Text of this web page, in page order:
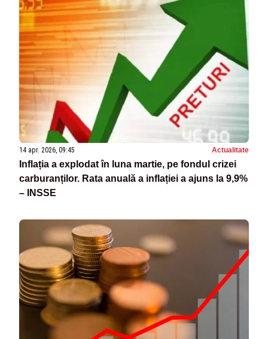
14 apr. 2026, 09:45 Actualitate
Inflația a explodat în luna martie, pe fondul crizei
carburanților. Rata anuală a inflației a ajuns la 9,9%
– INSSE